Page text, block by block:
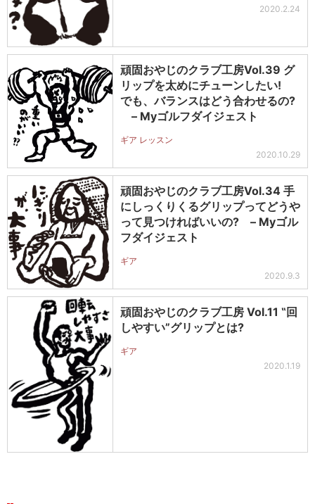
2020.2.24
頑固おやじのクラブ工房Vol.39 グ
リップを太めにチューンしたい!
でも、バランスはどう合わせるの?
– Myゴルフダイジェスト
ギア レッスン
2020.10.29
頑固おやじのクラブ工房Vol.34 手
にしっくりくるグリップってどうや
って見つければいいの? – Myゴル
フダイジェスト
ギア
2020.9.3
頑固おやじのクラブ工房 Vol.11 ‟回
しやすい”グリップとは?
ギア
2020.1.19